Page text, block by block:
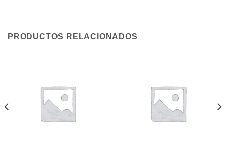
PRODUCTOS RELACIONADOS